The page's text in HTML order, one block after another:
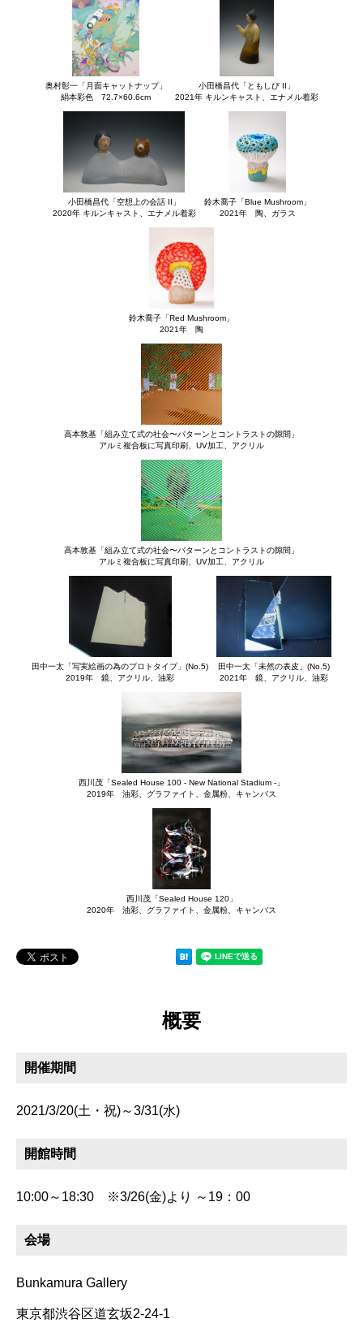
奥村彰一「月面キャットナップ」
絹本彩色 72.7×60.6cm
小田橋昌代「ともしび II」
2021年 キルンキャスト、エナメル着彩
小田橋昌代「空想上の会話 II」
2020年 キルンキャスト、エナメル着彩
鈴木喬子「Blue Mushroom」
2021年 陶、ガラス
鈴木喬子「Red Mushroom」
2021年 陶
高本敦基「組み立て式の社会〜パターンとコントラストの隙間」
アルミ複合板に写真印刷、UV加工、アクリル
高本敦基「組み立て式の社会〜パターンとコントラストの隙間」
アルミ複合板に写真印刷、UV加工、アクリル
田中一太「写実絵画の為のプロトタイプ」(No.5)
2019年 鏡、アクリル、油彩
田中一太「未然の表皮」(No.5)
2021年 鏡、アクリル、油彩
西川茂「Sealed House 100 - New National Stadium -」
2019年 油彩、グラファイト、金属粉、キャンバス
西川茂「Sealed House 120」
2020年 油彩、グラファイト、金属粉、キャンバス
概要
開催期間
2021/3/20(土・祝)～3/31(水)
開館時間
10:00～18:30 ※3/26(金)より ～19：00
会場
Bunkamura Gallery
東京都渋谷区道玄坂2-24-1